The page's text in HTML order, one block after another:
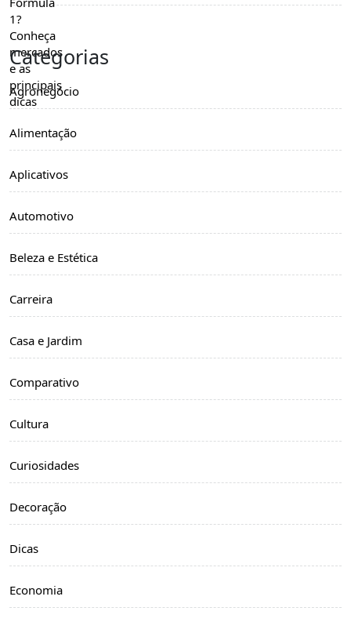
Categorias
Agronegócio
Alimentação
Aplicativos
Automotivo
Beleza e Estética
Carreira
Casa e Jardim
Comparativo
Cultura
Curiosidades
Decoração
Dicas
Economia